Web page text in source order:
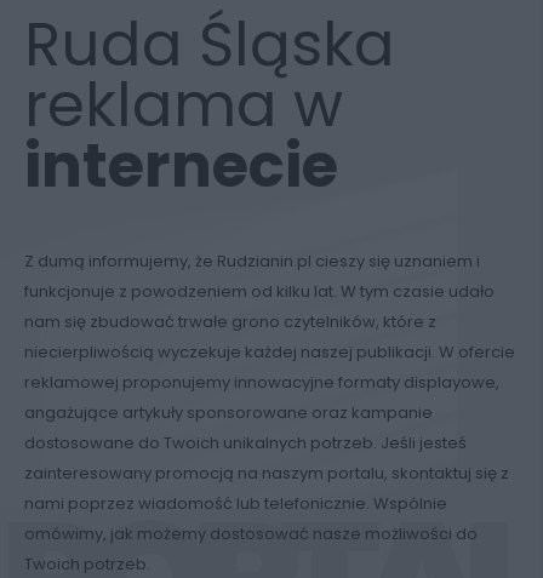
Ruda Śląska
reklama w
internecie
Z dumą informujemy, że Rudzianin.pl cieszy się uznaniem i
funkcjonuje z powodzeniem od kilku lat. W tym czasie udało
nam się zbudować trwałe grono czytelników, które z
niecierpliwością wyczekuje każdej naszej publikacji. W ofercie
reklamowej proponujemy innowacyjne formaty displayowe,
angażujące artykuły sponsorowane oraz kampanie
dostosowane do Twoich unikalnych potrzeb. Jeśli jesteś
zainteresowany promocją na naszym portalu, skontaktuj się z
nami poprzez wiadomość lub telefonicznie. Wspólnie
omówimy, jak możemy dostosować nasze możliwości do
Twoich potrzeb.